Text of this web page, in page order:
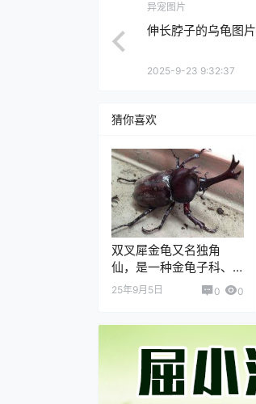
异宠图片
伸长脖子的乌龟图片
2025-9-23 9:32:37
猜你喜欢
双叉犀金龟又名独角
仙，是一种金龟子科、
叉犀金龟属昆虫，因雄
性有发达的头角而得
25年9月5日 0 0